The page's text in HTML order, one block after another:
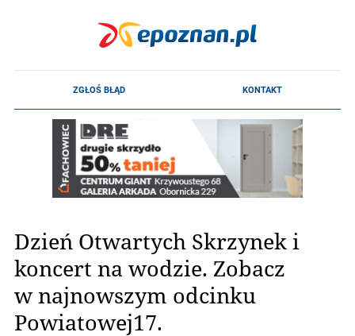
Dzień Otwartych Skrzynek i
koncert na wodzie. Zobacz
w najnowszym odcinku
Powiatowej17.